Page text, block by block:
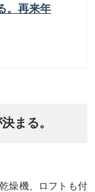
。再来年
まる。
燥機、ロフトも付